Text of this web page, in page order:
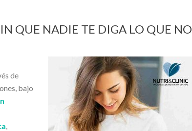
QUE NADIE TE DIGA LO QUE NO
de
bajo
,